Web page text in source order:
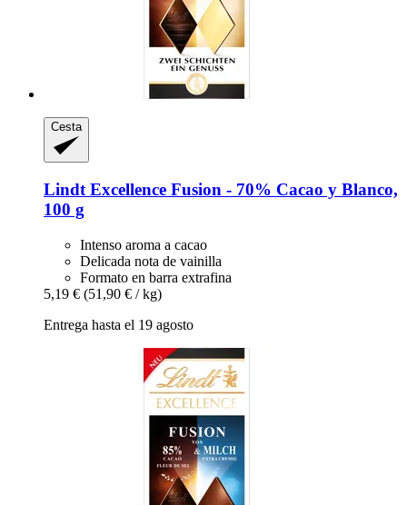
Cesta
Lindt Excellence Fusion -​ 70% Cacao y Blanco,
100 g
Intenso aroma a cacao
Delicada nota de vainilla
Formato en barra extrafina
5,19 € (51,90 € / kg)
Entrega hasta el 19 agosto